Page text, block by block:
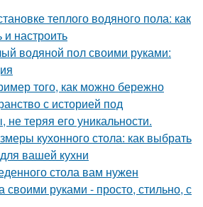
теплого водяного пола: как
настроить
водяной пол своими руками:
того, как можно бережно
с историей под
теряя его уникальности.
кухонного стола: как выбрать
вашей кухни
стола вам нужен
своими руками - просто, стильно, с